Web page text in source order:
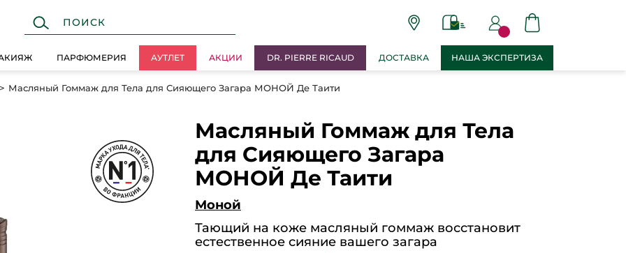
ПАРФЮМЕРИЯ АУТЛЕТ АКЦИИ DR. PIERRE RICAUD ДОСТАВКА НАША ЭКСПЕРТИЗА
Масляный Гоммаж для Тела для Сияющего Загара МОНОЙ Де Таити
Масляный Гоммаж для Тела
для Сияющего Загара
МОНОЙ Де Таити
Моной
Тающий на коже масляный гоммаж восстановит
естественное сияние вашего загара